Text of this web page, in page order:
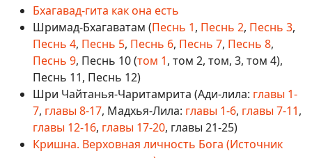
Бхагавад-гита как она есть
Шримад-Бхагаватам (Песнь 1, Песнь 2, Песнь 3,
Песнь 4, Песнь 5, Песнь 6, Песнь 7, Песнь 8,
Песнь 9, Песнь 10 (том 1, том 2, том, 3, том 4),
Песнь 11, Песнь 12)
Шри Чайтанья-Чаритамрита (Ади-лила: главы 1-
7, главы 8-17, Мадхья-Лила: главы 1-6, главы 7-11,
главы 12-16, главы 17-20, главы 21-25)
Кришна. Верховная личность Бога (Источник